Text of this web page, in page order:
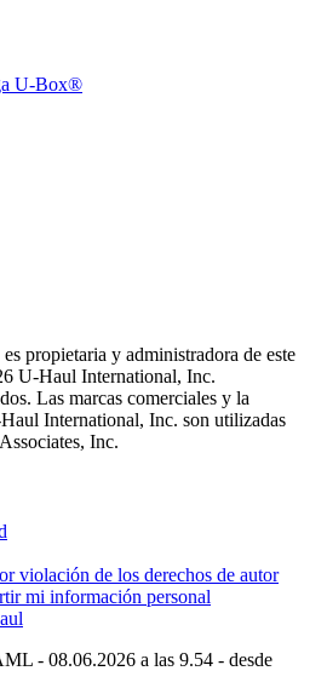
U-Box®
propietaria y administradora de este
U-Haul International, Inc.
Las marcas comerciales y la
International, Inc. son utilizadas
Inc.
violación de los derechos de autor
mi información personal
- 08.06.2026 a las 9.54 - desde